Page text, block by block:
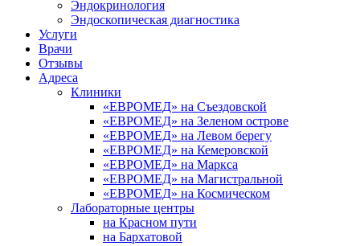
Эндокринология
Эндоскопическая диагностика
Услуги
Врачи
Отзывы
Адреса
Клиники
«ЕВРОМЕД» на Съездовской
«ЕВРОМЕД» на Зеленом острове
«ЕВРОМЕД» на Левом берегу
«ЕВРОМЕД» на Кемеровской
«ЕВРОМЕД» на Маркса
«ЕВРОМЕД» на Магистральной
«ЕВРОМЕД» на Космическом
Лабораторные центры
на Красном пути
на Бархатовой